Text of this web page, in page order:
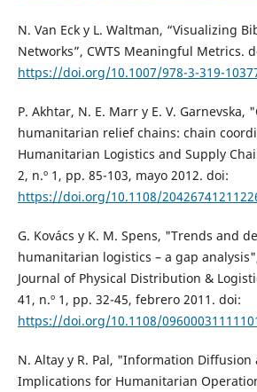
N. Van Eck y L. Waltman, “Visualizing
Networks”, CWTS Meaningful Metrics.
https://doi.org/10.1007/978-3-319-
P. Akhtar, N. E. Marr y E. V. Garnevska,
humanitarian relief chains: chain
Humanitarian Logistics and Supply
2, n.º 1, pp. 85-103, mayo 2012. doi:
https://doi.org/10.1108/
G. Kovács y K. M. Spens, "Trends and
humanitarian logistics – a gap
Journal of Physical Distribution &
41, n.º 1, pp. 32-45, febrero 2011. doi:
https://doi.org/10.1108/
N. Altay y R. Pal, "Information Diffusion
Implications for Humanitarian